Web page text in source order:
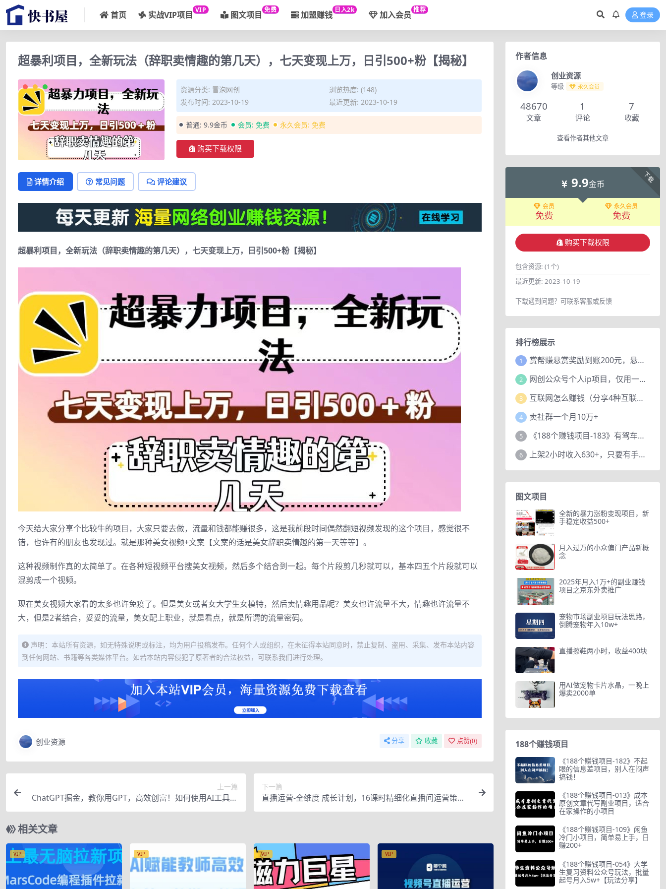
首页 实战VIP项目 VIP 图文项目 免费 加盟赚钱 日入2k 加入会员 推荐
登录
超暴利项目，全新玩法（辞职卖情趣的第几天），七天变现上万，日引500+粉【揭秘】
资源分类: 冒泡网创
浏览热度: (148)
发布时间: 2023-10-19
最近更新: 2023-10-19
普通: 9.9金币 会员: 免费 永久会员: 免费
购买下载权限
详情介绍 常见问题 评论建议
超暴利项目，全新玩法（辞职卖情趣的第几天），七天变现上万，日引500+粉【揭秘】
今天给大家分享个比较牛的项目，大家只要去做，流量和钱都能赚很多，这是我前段时间偶然翻短视频发现的这个项目，感觉很不
错，也许有的朋友也发现过。就是那种美女视频+文案【文案的话是美女辞职卖情趣的第一天等等】。
这种视频制作真的太简单了。在各种短视频平台搜美女视频，然后多个结合到一起。每个片段剪几秒就可以，基本四五个片段就可以
混剪成一个视频。
现在美女视频大家看的太多也许免疫了。但是美女或者女大学生女模特，然后卖情趣用品呢？美女也许流量不大，情趣也许流量不
大，但是2者结合，妥妥的流量，美女配上职业，就是看点，就是所谓的流量密码。
声明：本站所有资源，如无特殊说明或标注，均为用户投稿发布。任何个人或组织，在未征得本站同意时，禁止复制、盗用、采集、发布本站内容
到任何网站、书籍等各类媒体平台。如若本站内容侵犯了原著者的合法权益，可联系我们进行处理。
创业资源 分享 收藏 点赞(0)
上一篇
ChatGPT掘金，教你用GPT，高效创富！如何使用AI工具高
效实践
下一篇
直播运营-全维度 成长计划，16课时精细化直播间运营策略
拆解零基础运营成长
相关文章
VIP VIP VIP VIP
作者信息
创业资源
等级 永久会员
48670
文章
1
评论
7
收藏
查看作者其他文章
下载
9.9金币
会员
免费
永久会员
免费
购买下载权限
包含资源: (1个)
最近更新: 2023-10-19
下载遇到问题？可联系客服或反馈
排行榜展示
1 赏帮赚悬赏奖励到账200元，悬赏任务多劳多得，人人可做。
2 网创公众号个人ip项目，仅用一篇文章做到全网引流！
3 互联网怎么赚钱（分享4种互联网赚钱模式）
4 卖社群一个月10万+
5 《188个赚钱项目-183》有驾车评项目，动动小手，复制粘贴赚44元！
6 上架2小时收入630+，只要有手就能做的AI搞钱项目，奶奶看完都能学会!
图文项目
全新的暴力涨粉变现项目，新
手稳定收益500+
月入过万的小众偏门产品新概
念
2025年月入1万+的副业赚钱
项目之京东外卖推广
宠物市场副业项目玩法思路，
倒腾宠物年入10w+
直播擦鞋两小时，收益400块
用AI做宠物卡片水晶，一晚上
爆卖2000单
188个赚钱项目
《188个赚钱项目-182》不起
眼的信息差项目，别人在闷声
搞钱！
《188个赚钱项目-013》成本
原创文章代写副业项目，适合
在家操作的小项目
《188个赚钱项目-109》闲鱼
冷门小项目，简单易上手，日
赚200+
《188个赚钱项目-054》大学
生复习资料公众号玩法，批量
起号月入5w+【玩法分享】